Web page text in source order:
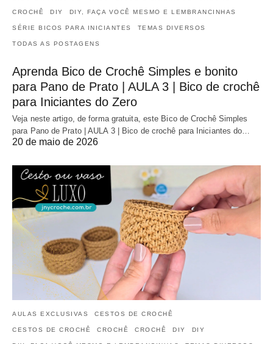
CROCHÊ DIY DIY, FAÇA VOCÊ MESMO E LEMBRANCINHAS
SÉRIE BICOS PARA INICIANTES TEMAS DIVERSOS
TODAS AS POSTAGENS
Aprenda Bico de Crochê Simples e bonito
para Pano de Prato | AULA 3 | Bico de crochê
para Iniciantes do Zero
Veja neste artigo, de forma gratuita, este Bico de Crochê Simples
para Pano de Prato | AULA 3 | Bico de crochê para Iniciantes do…
20 de maio de 2026
AULAS EXCLUSIVAS CESTOS DE CROCHÊ
CESTOS DE CROCHÊ CROCHÊ CROCHÊ DIY DIY